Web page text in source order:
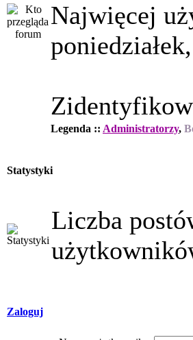
Najwięcej
Legenda :: Administratorzy,
Statystyki
Liczba
Zaloguj